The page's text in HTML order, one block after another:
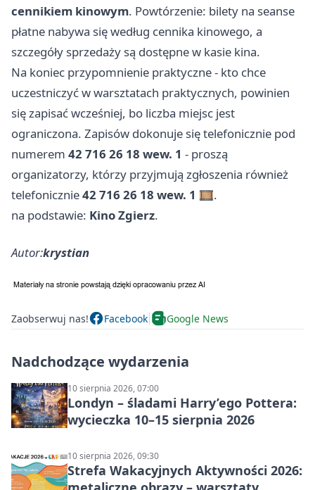
cennikiem kinowym. Powtórzenie: bilety na seanse
płatne nabywa się według cennika kinowego, a
szczegóły sprzedaży są dostępne w kasie kina.
Na koniec przypomnienie praktyczne - kto chce
uczestniczyć w warsztatach praktycznych, powinien
się zapisać wcześniej, bo liczba miejsc jest
ograniczona. Zapisów dokonuje się telefonicznie pod
numerem 42 716 26 18 wew. 1 - proszą
organizatorzy, którzy przyjmują zgłoszenia również
telefonicznie42 716 26 18 wew. 1 🎞️.
na podstawie: Kino Zgierz.
Autor:krystian
Zaobserwuj nas! Facebook Google News
Nadchodzące wydarzenia
10 sierpnia 2026, 07:00
Londyn – śladami Harry’ego Pottera:
wycieczka 10–15 sierpnia 2026
10 sierpnia 2026, 09:30
Strefa Wakacyjnych Aktywności 2026: